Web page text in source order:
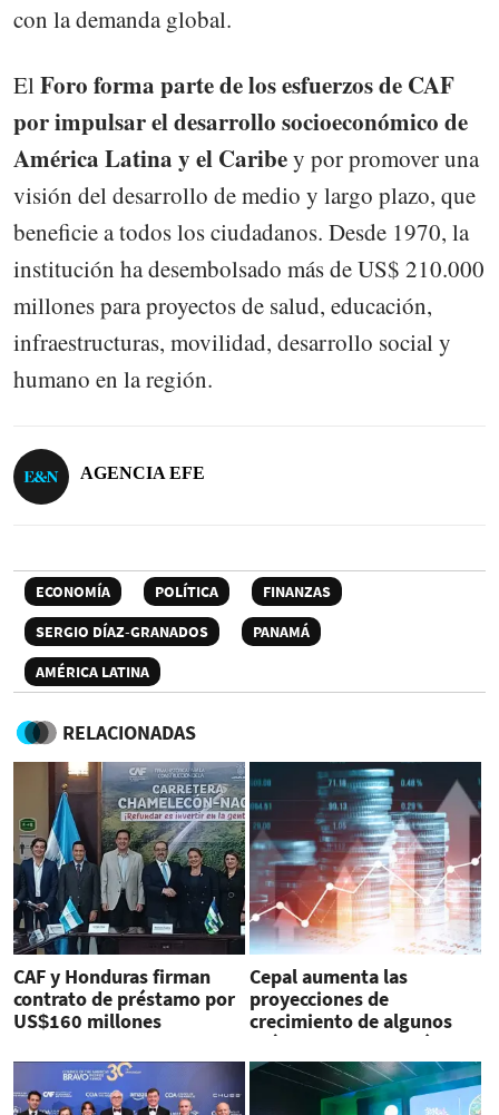
con la demanda global.
El Foro forma parte de los esfuerzos de CAF
por impulsar el desarrollo socioeconómico de
América Latina y el Caribey por promover una
visión del desarrollo de medio y largo plazo, que
beneficie a todos los ciudadanos. Desde 1970, la
institución ha desembolsado más de US$ 210.000
millones para proyectos de salud, educación,
infraestructuras, movilidad, desarrollo social y
humano en la región.
AGENCIA EFE
ECONOMÍA POLÍTICA
FINANZAS
SERGIO DÍAZ-GRANADOS
PANAMÁ
AMÉRICA LATINA
RELACIONADAS
CAF y Honduras firman
contrato de préstamo por
US$160 millones
Cepal aumenta las
proyecciones de
crecimiento de algunos
países de Centroamérica